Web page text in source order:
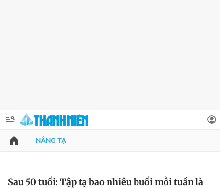
QUẢNG CÁO
Thông tin tài khoản
NÂNG TẠ
Sau 50 tuổi: Tập tạ bao nhiêu buổi mỗi tuần là